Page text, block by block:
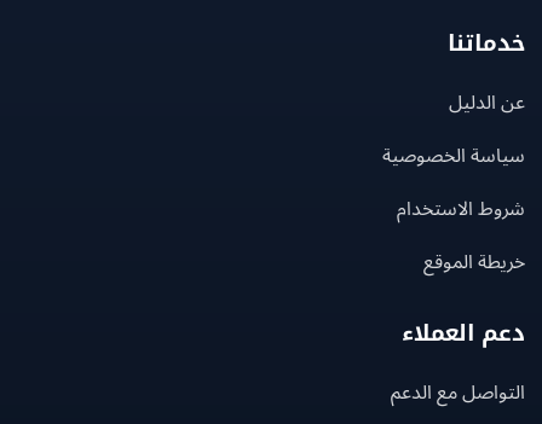
الخصوصية
الاستخدام
الموقع
العملاء
مع الدعم